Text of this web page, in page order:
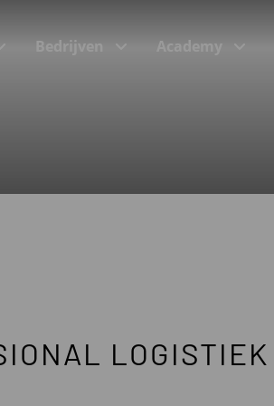
Bedrijven Academy